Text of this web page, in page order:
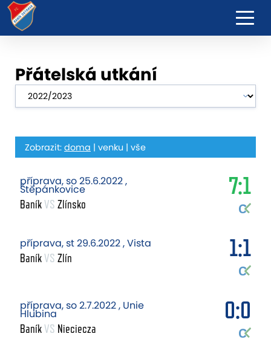
Přátelská utkání
Zobrazit: doma | venku | vše
příprava, so 25.6.2022 ,
Štěpánkovice
BaníkVS Zlínsko
7:1
příprava, st 29.6.2022 , Vista
BaníkVS Zlín 1:1
příprava, so 2.7.2022 , Unie
Hlubina
BaníkVS Nieciecza
0:0